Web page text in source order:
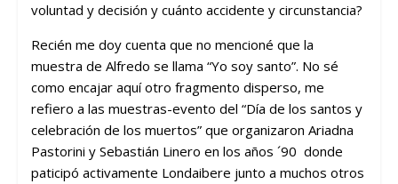
voluntad y decisión y cuánto accidente y circunstancia?
Recién me doy cuenta que no mencioné que la
muestra de Alfredo se llama “Yo soy santo”. No sé
como encajar aquí otro fragmento disperso, me
refiero a las muestras-evento del “Día de los santos y
celebración de los muertos” que organizaron Ariadna
Pastorini y Sebastián Linero en los años ´90 donde
paticipó activamente Londaibere junto a muchos otros